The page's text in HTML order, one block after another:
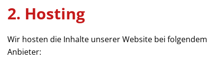
2. Hosting
Wir hosten die Inhalte unserer Website bei folgendem
Anbieter: